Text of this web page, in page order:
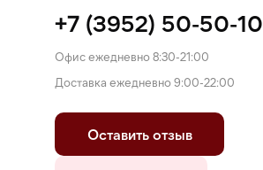
+7 (3952) 50-50-10
Офис ежедневно 8:30-21:00
Доставка ежедневно 9:00-22:00
Оставить отзыв